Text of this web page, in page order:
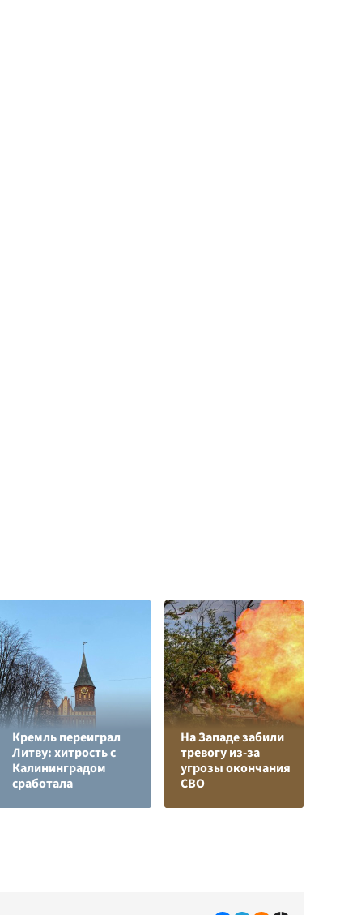
Кремль переиграл
Литву: хитрость с
Калининградом
сработала
На Западе забили
тревогу из-за
угрозы окончания
СВО